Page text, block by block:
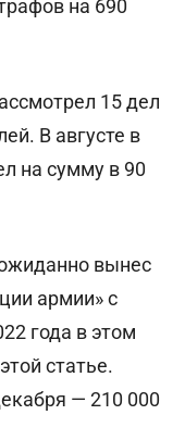
на 690
15 дел
В августе в
на сумму в 90
вынес
армии» с
года в этом
статье.
— 210 000